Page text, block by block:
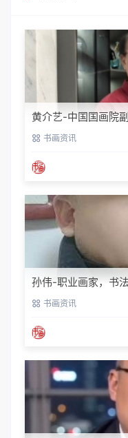
黄介艺-中国国画院
席 书画资讯
孙伟-职业画家，书
书画资讯